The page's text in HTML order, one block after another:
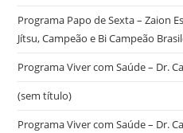
Programa Papo de Sexta – Zaion
Jítsu, Campeão e Bi Campeão
Programa Viver com Saúde – Dr.
(sem título)
Programa Viver com Saúde – Dr.